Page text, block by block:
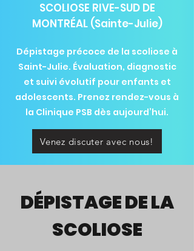
SCOLIOSE RIVE-SUD DE
MONTRÉAL (Sainte-Julie)
Dépistage précoce de la scoliose à
Saint-Julie. Évaluation, diagnostic
et suivi évolutif pour enfants et
adolescents. Prenez rendez-vous à
la Clinique PSB dès aujourd’hui.
Venez discuter avec nous!
DÉPISTAGE DE LA
SCOLIOSE